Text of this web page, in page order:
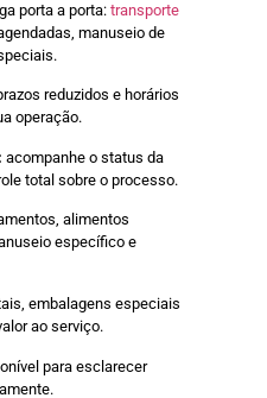
porta a porta: transporte
manuseio de
reduzidos e horários
operação.
acompanhe o status da
total sobre o processo.
alimentos
específico e
embalagens especiais
ao serviço.
para esclarecer